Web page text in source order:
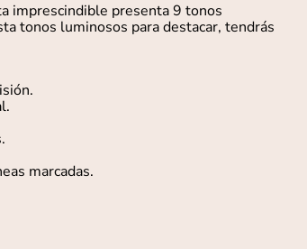
imprescindible presenta 9 tonos
tonos luminosos para destacar, tendrás
marcadas.